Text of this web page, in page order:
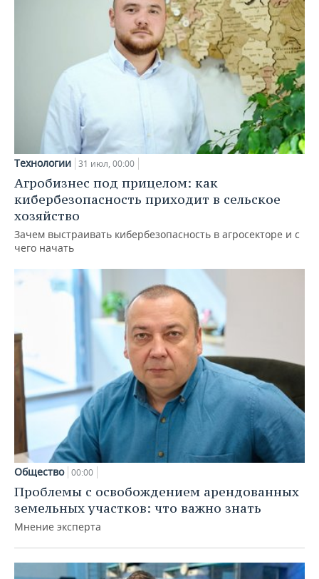
Технологии 31 июл, 00:00
Агробизнес под прицелом: как
кибербезопасность приходит в сельское
хозяйство
Зачем выстраивать кибербезопасность в агросекторе и с
чего начать
Общество 00:00
Проблемы с освобождением арендованных
земельных участков: что важно знать
Мнение эксперта